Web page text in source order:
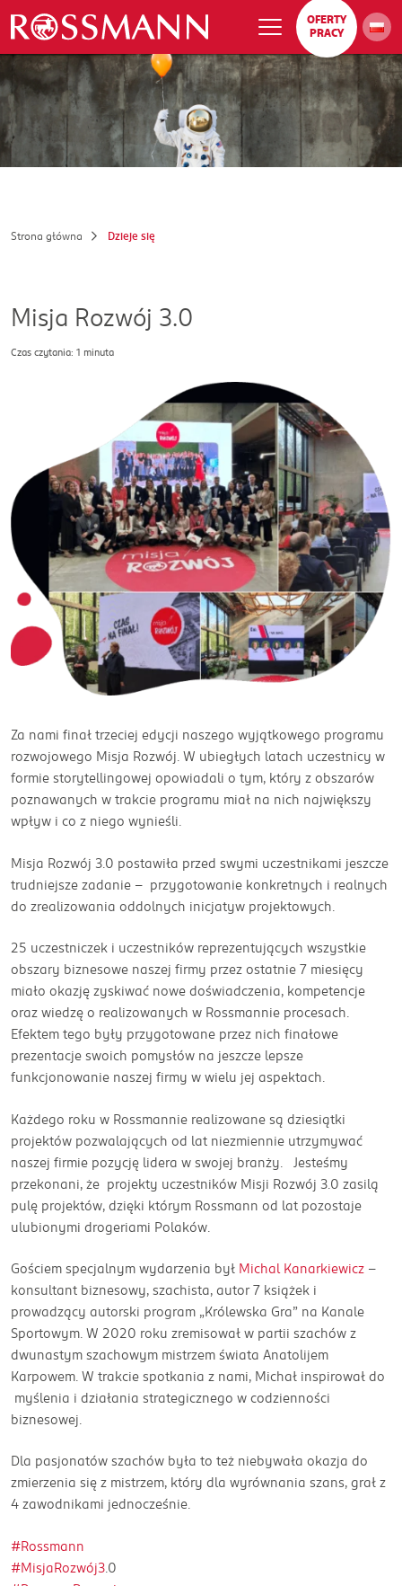
OFERTY
PRACY
Strona główna Dzieje się
Misja Rozwój 3.0
Czas czytania: 1 minuta
Za nami finał trzeciej edycji naszego wyjątkowego programu
rozwojowego Misja Rozwój. W ubiegłych latach uczestnicy w
formie storytellingowej opowiadali o tym, który z obszarów
poznawanych w trakcie programu miał na nich największy
wpływ i co z niego wynieśli.
Misja Rozwój 3.0 postawiła przed swymi uczestnikami jeszcze
trudniejsze zadanie - przygotowanie konkretnych i realnych
do zrealizowania oddolnych inicjatyw projektowych.
25 uczestniczek i uczestników reprezentujących wszystkie
obszary biznesowe naszej firmy przez ostatnie 7 miesięcy
miało okazję zyskiwać nowe doświadczenia, kompetencje
oraz wiedzę o realizowanych w Rossmannie procesach.
Efektem tego były przygotowane przez nich finałowe
prezentacje swoich pomysłów na jeszcze lepsze
funkcjonowanie naszej firmy w wielu jej aspektach.
Każdego roku w Rossmannie realizowane są dziesiątki
projektów pozwalających od lat niezmiennie utrzymywać
naszej firmie pozycję lidera w swojej branży. Jesteśmy
przekonani, że projekty uczestników Misji Rozwój 3.0 zasilą
pulę projektów, dzięki którym Rossmann od lat pozostaje
ulubionymi drogeriami Polaków.
Gościem specjalnym wydarzenia był Michal Kanarkiewicz -
konsultant biznesowy, szachista, autor 7 książek i
prowadzący autorski program „Królewska Gra” na Kanale
Sportowym. W 2020 roku zremisował w partii szachów z
dwunastym szachowym mistrzem świata Anatolijem
Karpowem. W trakcie spotkania z nami, Michał inspirował do
myślenia i działania strategicznego w codzienności
biznesowej.
Dla pasjonatów szachów była to też niebywała okazja do
zmierzenia się z mistrzem, który dla wyrównania szans, grał z
4 zawodnikami jednocześnie.
#Rossmann
#MisjaRozwój3 .0